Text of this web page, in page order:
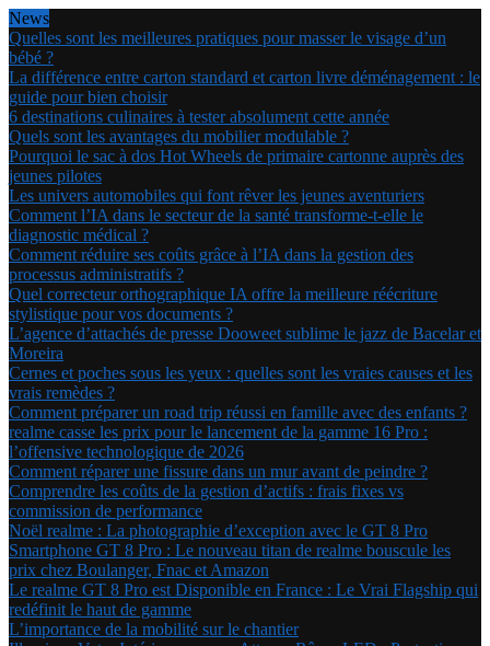
News
Quelles sont les meilleures pratiques pour masser le visage d’un
bébé ?
La différence entre carton standard et carton livre déménagement : le
guide pour bien choisir
6 destinations culinaires à tester absolument cette année
Quels sont les avantages du mobilier modulable ?
Pourquoi le sac à dos Hot Wheels de primaire cartonne auprès des
jeunes pilotes
Les univers automobiles qui font rêver les jeunes aventuriers
Comment l’IA dans le secteur de la santé transforme-t-elle le
diagnostic médical ?
Comment réduire ses coûts grâce à l’IA dans la gestion des
processus administratifs ?
Quel correcteur orthographique IA offre la meilleure réécriture
stylistique pour vos documents ?
L’agence d’attachés de presse Dooweet sublime le jazz de Bacelar et
Moreira
Cernes et poches sous les yeux : quelles sont les vraies causes et les
vrais remèdes ?
Comment préparer un road trip réussi en famille avec des enfants ?
realme casse les prix pour le lancement de la gamme 16 Pro :
l’offensive technologique de 2026
Comment réparer une fissure dans un mur avant de peindre ?
Comprendre les coûts de la gestion d’actifs : frais fixes vs
commission de performance
Noël realme : La photographie d’exception avec le GT 8 Pro
Smartphone GT 8 Pro : Le nouveau titan de realme bouscule les
prix chez Boulanger, Fnac et Amazon
Le realme GT 8 Pro est Disponible en France : Le Vrai Flagship qui
redéfinit le haut de gamme
L’importance de la mobilité sur le chantier